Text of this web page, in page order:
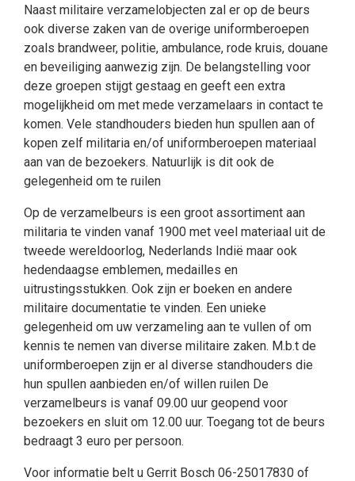
Naast militaire verzamelobjecten zal er op de beurs
ook diverse zaken van de overige uniformberoepen
zoals brandweer, politie, ambulance, rode kruis, douane
en beveiliging aanwezig zijn. De belangstelling voor
deze groepen stijgt gestaag en geeft een extra
mogelijkheid om met mede verzamelaars in contact te
komen. Vele standhouders bieden hun spullen aan of
kopen zelf militaria en/of uniformberoepen materiaal
aan van de bezoekers. Natuurlijk is dit ook de
gelegenheid om te ruilen
Op de verzamelbeurs is een groot assortiment aan
militaria te vinden vanaf 1900 met veel materiaal uit de
tweede wereldoorlog, Nederlands Indië maar ook
hedendaagse emblemen, medailles en
uitrustingsstukken. Ook zijn er boeken en andere
militaire documentatie te vinden. Een unieke
gelegenheid om uw verzameling aan te vullen of om
kennis te nemen van diverse militaire zaken. M.b.t de
uniformberoepen zijn er al diverse standhouders die
hun spullen aanbieden en/of willen ruilen De
verzamelbeurs is vanaf 09.00 uur geopend voor
bezoekers en sluit om 12.00 uur. Toegang tot de beurs
bedraagt 3 euro per persoon.
Voor informatie belt u Gerrit Bosch 06-25017830 of